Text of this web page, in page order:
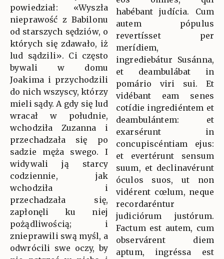
powiedział: «Wyszła
nieprawość z Babilonu
od starszych sędziów, o
których się zdawało, iż
lud sądzili». Ci często
bywali w domu
Joakima i przychodzili
do nich wszyscy, którzy
mieli sądy. A gdy się lud
wracał w południe,
wchodziła Zuzanna i
przechadzała się po
sadzie męża swego. I
widywali ją starcy
codziennie, jak
wchodziła i
przechadzała się,
zapłonęli ku niej
pożądliwością; i
znieprawili swą myśl, a
odwrócili swe oczy, by
habébant judícia. Cum
autem pópulus
revertísset per
merídiem,
ingrediebátur Susánna,
et deambulábat in
pomário viri sui. Et
vidébant eam senes
cotídie ingrediéntem et
deambulántem: et
exarsérunt in
concupiscéntiam ejus:
et evertérunt sensum
suum, et declinavérunt
óculos suos, ut non
vidérent cœlum, neque
recordaréntur
judiciórum justórum.
Factum est autem, cum
observárent diem
aptum, ingréssa est